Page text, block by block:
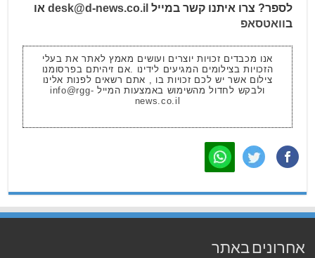
לספר? צרו איתנו קשר במייל desk@d-news.co.il או
בוואטסאפ
אנו מכבדים זכויות יוצרים ועושים מאמץ לאתר את בעלי
הזכויות בצילומים המגיעים לידינו .אם זיהיתם בפרסומנו
צילום אשר יש לכם זכויות בו , אתם רשאים לפנות אלינו
ולבקש לחדול מהשימוש באמצעות המייל info@rgg-
news.co.il
אחרונים באתר